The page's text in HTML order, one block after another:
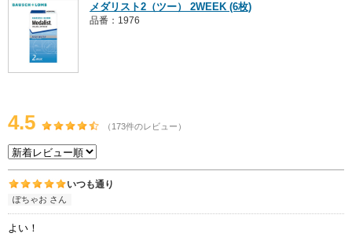
メダリスト2（ツー） 2WEEK (6枚)
品番：1976
4.5 （173件のレビュー）
いつも通り
ぽちゃお さん
よい！